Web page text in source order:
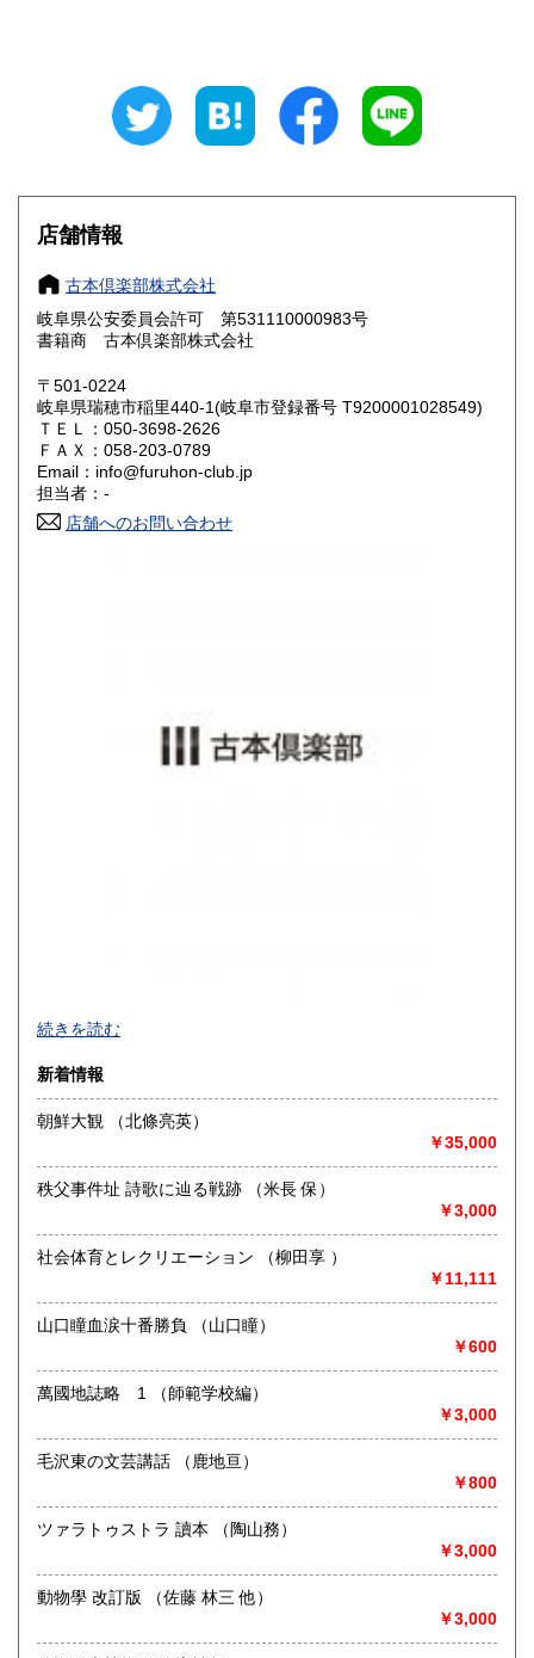
静岡県
680円 三重県
滋賀県 680円 京都府 680円
大阪府
奈良県
鳥取県 680円
岡山県 680円 広島県 680円
山口県 680円
香川県
680円
店舗情報
古本倶楽部株式会社
岐阜県公安委員会許可 第531110000983号
書籍商 古本倶楽部株式会社
〒501-0224
岐阜県瑞穂市稲里440-1(岐阜市登録番号 T9200001028549)
ＴＥＬ：050-3698-2626
ＦＡＸ：058-203-0789
Email：info@furuhon-club.jp
担当者：-
店舗へのお問い合わせ
買取品目一覧
術・アート・建築・書道・理工学・東洋医学・ビジネス書・
武道・山岳・オカルト・幻想文学・サブカルチャー・70年
代、80年代アイドル・アニメ・漫画・雑誌・アダルト・マニ
◎メディア商品【ジャズ・ロック・クラシック・映画・アニ
メ・ゲーム・声優・アイドル・ビジネス・アダルト・車・バ
EP、カセット、ポスター、おもちゃ、グッズ、パンフレット
などマニアックなものを中心に高価買取
ンタイア・和本・漢籍・戦争㊙︎資料・書道具・茶道具・戦前
絵はがき・鳥瞰図・古地図・浮世絵・軸・拓本・印譜・エロ
グロ】など古いものの中には希少価値の高いものも多数ござ
いますので価値がないと処分される前に是非 ｢古本倶楽部｣ま
沿線名：-
営業時間：-
定休日：-
書籍の買取について
続きを読む
新着情報
朝鮮大観 （北條亮英）
￥35,000
秩父事件址 詩歌に辿る戦跡 （米長 保）
￥3,000
社会体育とレクリエーション （柳田享 ）
￥11,111
山口瞳血涙十番勝負 （山口瞳）
￥600
萬國地誌略 1 （師範学校編）
￥3,000
毛沢東の文芸講話 （鹿地亘）
￥800
ツァラトゥストラ 讀本 （陶山務）
￥3,000
動物學 改訂版 （佐藤 林三 他）
￥3,000